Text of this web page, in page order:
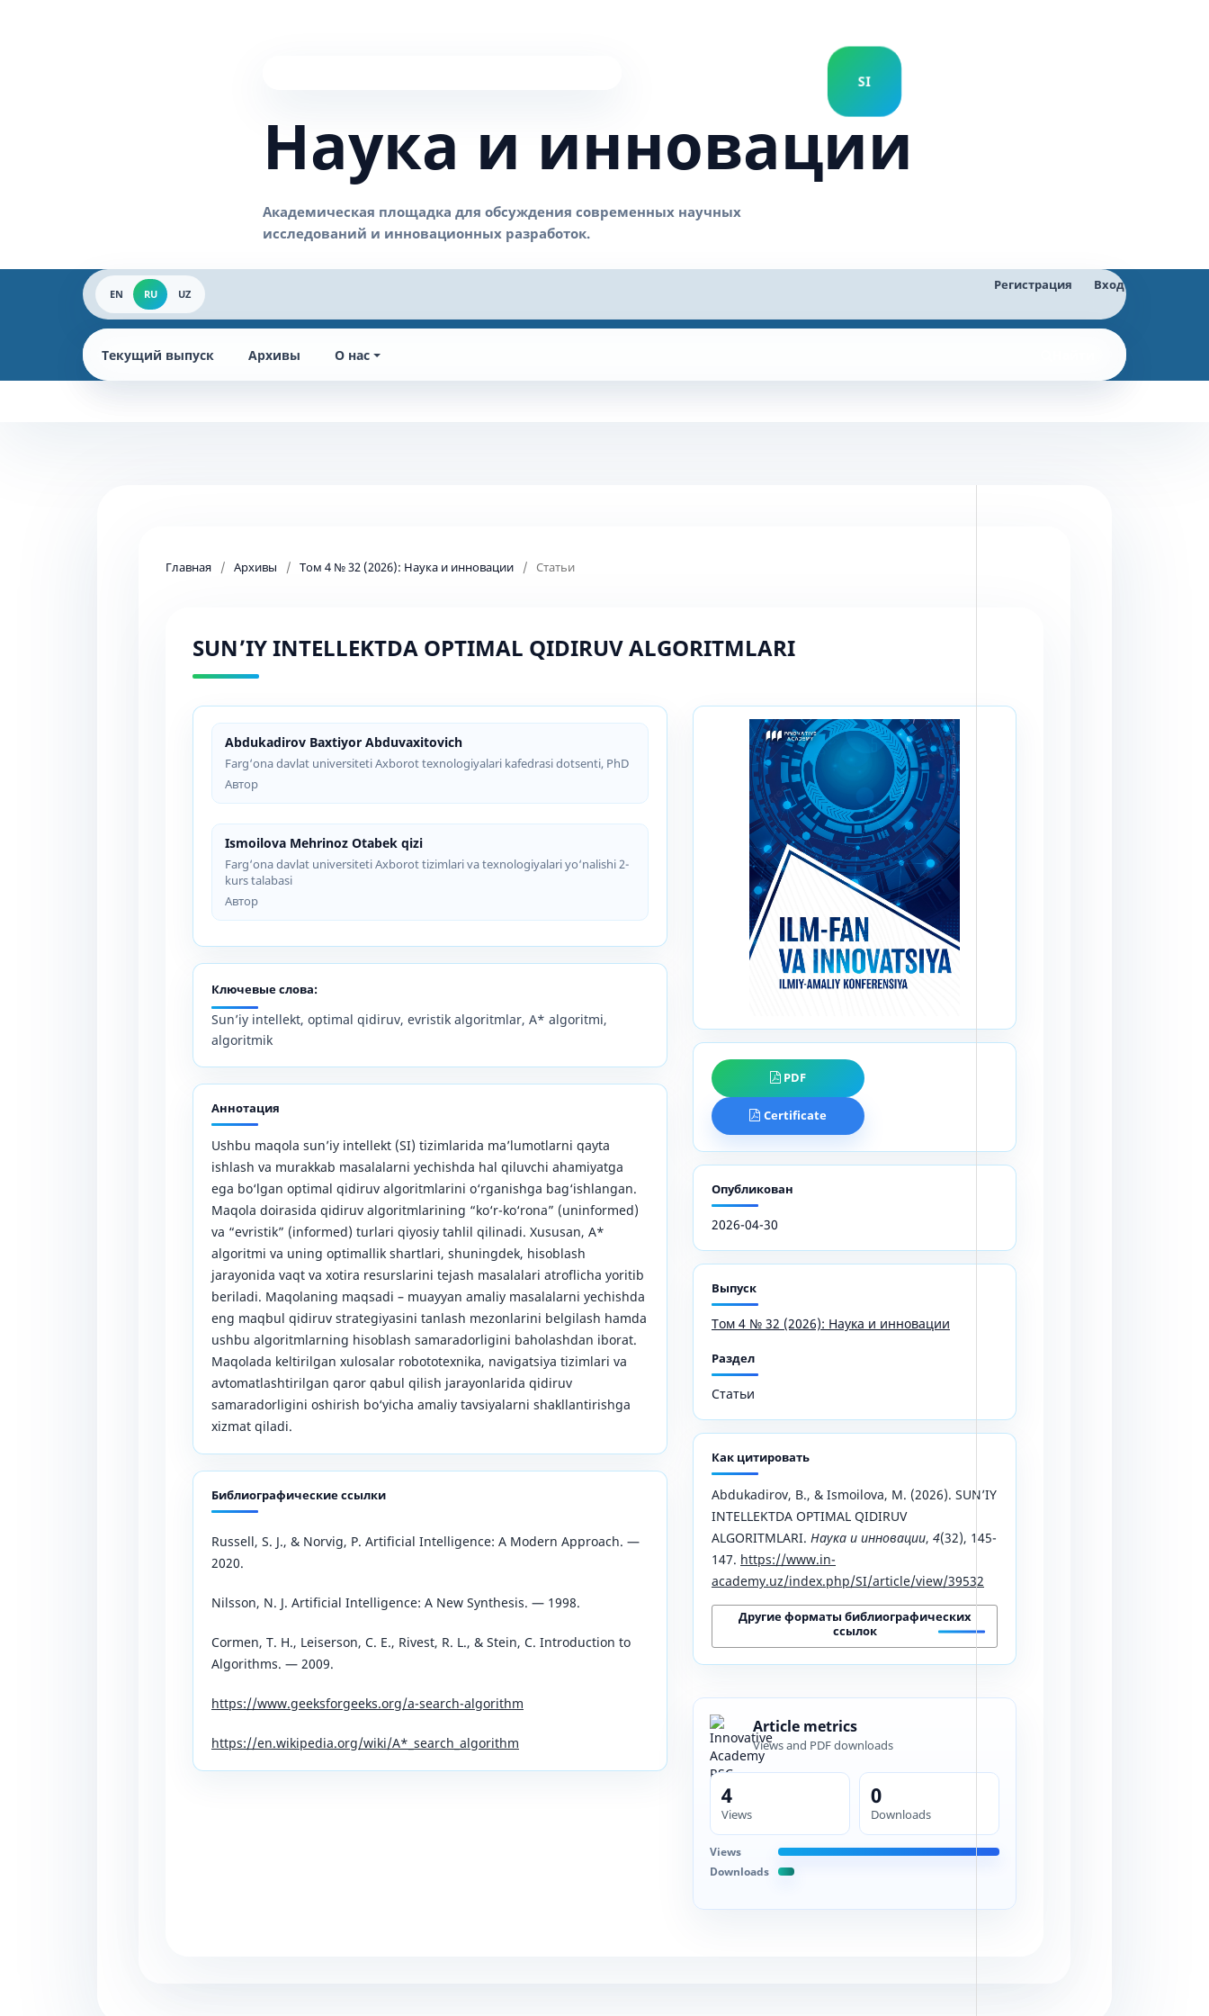
Наука и инновации
EN RU UZ
Регистрация Вход
Текущий выпуск Архивы О нас
Главная / Архивы / Том 4 № 32 (2026): Наука и инновации / Статьи
SUN’IY INTELLEKTDA OPTIMAL QIDIRUV ALGORITMLARI
Abdukadirov Baxtiyor Abduvaxitovich
Farg‘ona davlat universiteti Axborot texnologiyalari kafedrasi dotsenti, PhD
Автор
Ismoilova Mehrinoz Otabek qizi
Farg‘ona davlat universiteti Axborot tizimlari va texnologiyalari yo‘nalishi 2-
kurs talabasi
Автор
Ключевые слова:
Sun’iy intellekt, optimal qidiruv, evristik algoritmlar, A* algoritmi,
algoritmik
Аннотация
Ushbu maqola sun’iy intellekt (SI) tizimlarida ma’lumotlarni qayta
ishlash va murakkab masalalarni yechishda hal qiluvchi ahamiyatga
ega bo‘lgan optimal qidiruv algoritmlarini o‘rganishga bag‘ishlangan.
Maqola doirasida qidiruv algoritmlarining “ko‘r-ko‘rona” (uninformed)
va “evristik” (informed) turlari qiyosiy tahlil qilinadi. Xususan, A*
algoritmi va uning optimallik shartlari, shuningdek, hisoblash
jarayonida vaqt va xotira resurslarini tejash masalalari atroflicha yoritib
beriladi. Maqolaning maqsadi – muayyan amaliy masalalarni yechishda
eng maqbul qidiruv strategiyasini tanlash mezonlarini belgilash hamda
ushbu algoritmlarning hisoblash samaradorligini baholashdan iborat.
Maqolada keltirilgan xulosalar robototexnika, navigatsiya tizimlari va
avtomatlashtirilgan qaror qabul qilish jarayonlarida qidiruv
samaradorligini oshirish bo‘yicha amaliy tavsiyalarni shakllantirishga
xizmat qiladi.
Библиографические ссылки
Russell, S. J., & Norvig, P. Artificial Intelligence: A Modern Approach. —
2020.
Nilsson, N. J. Artificial Intelligence: A New Synthesis. — 1998.
Cormen, T. H., Leiserson, C. E., Rivest, R. L., & Stein, C. Introduction to
Algorithms. — 2009.
https://www.geeksforgeeks.org/a-search-algorithm
https://en.wikipedia.org/wiki/A*_search_algorithm
PDF
Certificate
Опубликован
2026-04-30
Выпуск
Том 4 № 32 (2026): Наука и инновации
Раздел
Статьи
Как цитировать
Abdukadirov, B., & Ismoilova, M. (2026). SUN’IY
INTELLEKTDA OPTIMAL QIDIRUV
ALGORITMLARI. Наука и инновации, 4(32), 145-
147. https://www.in-
academy.uz/index.php/SI/article/view/39532
Другие форматы библиографических
ссылок
Article metrics
Views and PDF downloads
4
Views
0
Downloads
Views
Downloads